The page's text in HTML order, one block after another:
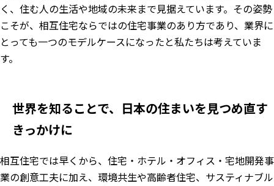
く、住む人の生活や地域の未来まで見据えています。その姿勢
こそが、相互住宅ならではの住宅事業のあり方であり、業界に
とっても一つのモデルケースになったと私たちは考えていま
す。
世界を知ることで、日本の住まいを見つめ直す
きっかけに
相互住宅では早くから、住宅・ホテル・オフィス・宅地開発事
業の創意工夫に加え、環境共生や高齢者住宅、サスティナブル